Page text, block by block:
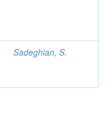
Sadeghian, S.